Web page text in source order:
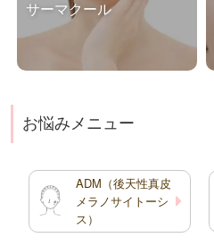
サーマクール
こんなお悩みありません
なってきた・フェイスライ
る・ほうれい線を目立たな
くしたい・他人にバレずに
たるみケ […]
お悩みメニュー
ADM（後天性真皮
メラノサイトーシ
ス）